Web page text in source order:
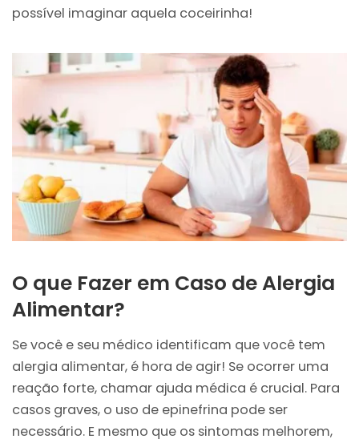
possível imaginar aquela coceirinha!
O que Fazer em Caso de Alergia
Alimentar?
Se você e seu médico identificam que você tem
alergia alimentar, é hora de agir! Se ocorrer uma
reação forte, chamar ajuda médica é crucial. Para
casos graves, o uso de epinefrina pode ser
necessário. E mesmo que os sintomas melhorem,